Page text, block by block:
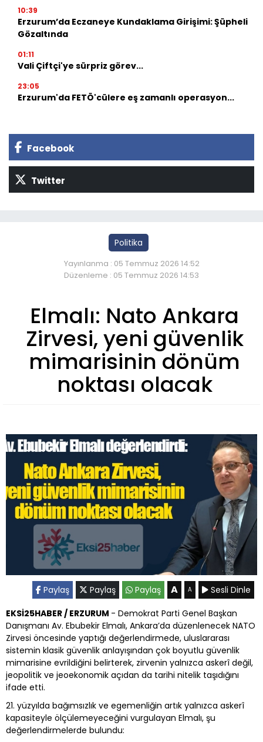
10:39
Erzurum’da Eczaneye Kundaklama Girişimi: Şüpheli
Gözaltında
01:11
Vali Çiftçi'ye sürpriz görev...
23:05
Erzurum'da FETÖ'cülere eş zamanlı operasyon...
Facebook
Twitter
Politika
Yayınlanma : 05 Temmuz 2026 14:52
Düzenleme : 05 Temmuz 2026 14:53
Elmalı: Nato Ankara
Zirvesi, yeni güvenlik
mimarisinin dönüm
noktası olacak
Paylaş Paylaş Paylaş A A
Sesli Dinle
EKSİ25HABER / ERZURUM - Demokrat Parti Genel Başkan
Danışmanı Av. Ebubekir Elmalı, Ankara’da düzenlenecek NATO
Zirvesi öncesinde yaptığı değerlendirmede, uluslararası
sistemin klasik güvenlik anlayışından çok boyutlu güvenlik
mimarisine evrildiğini belirterek, zirvenin yalnızca askerî değil,
jeopolitik ve jeoekonomik açıdan da tarihi nitelik taşıdığını
ifade etti.
21. yüzyılda bağımsızlık ve egemenliğin artık yalnızca askerî
kapasiteyle ölçülemeyeceğini vurgulayan Elmalı, şu
değerlendirmelerde bulundu: